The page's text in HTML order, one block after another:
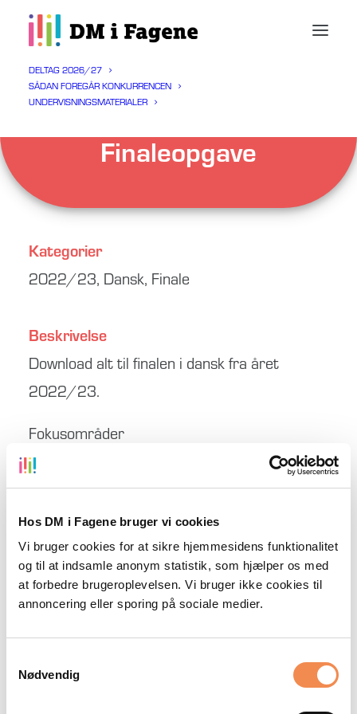
Hos DM i Fagene bruger vi cookies
Vi bruger cookies for at sikre hjemmesidens funktionalitet
og til at indsamle anonym statistik, som hjælper os med
at forbedre brugeroplevelsen. Vi bruger ikke cookies til
annoncering eller sporing på sociale medier.
Nødvendig
DELTAG 2026/27
SÅDAN FOREGÅR KONKURRENCEN
UNDERVISNINGSMATERIALER
Dansk 2022/23
Finaleopgave
Kategorier
2022/23, Dansk, Finale
Beskrivelse
Download alt til finalen i dansk fra året
2022/23.
Fokusområder
Målrette til det magiske legeunivers.
leder af BR’s legetøjsbutik.
Reklamere for et kreativt lege-event.
Rumme de 6 elementer fra pitch-opskriften.
Bruge sproget kreativt.
Understrege mundtligheden i teksten ved
brug af tegn i opsætningen.